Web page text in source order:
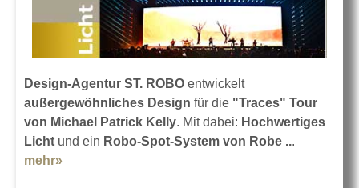
Design-Agentur ST. ROBO entwickelt
außergewöhnliches Design für die "Traces" Tour
von Michael Patrick Kelly. Mit dabei: Hochwertiges
Licht und ein Robo-Spot-System von Robe ...
mehr»